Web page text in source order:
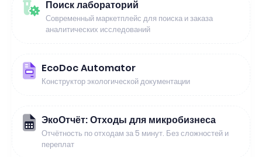
Поиск лабораторий
Современный маркетплейс для поиска и заказа
аналитических исследований
EcoDoc Automator
Конструктор экологической документации
ЭкоОтчёт: Отходы для микробизнеса
Отчётность по отходам за 5 минут. Без сложностей и
переплат